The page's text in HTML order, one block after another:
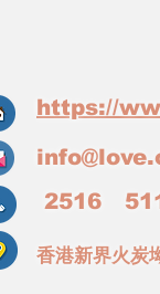
https://
2516
香港新界火炭